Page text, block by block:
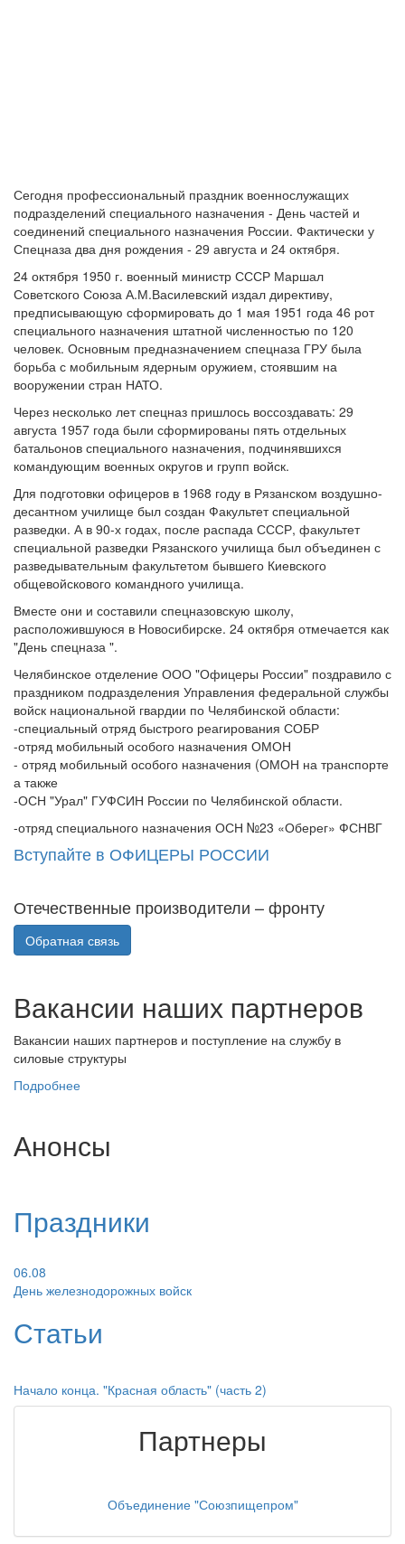
Сегодня профессиональный праздник военнослужащих
подразделений специального назначения - День частей и
соединений специального назначения России. Фактически у
Спецназа два дня рождения - 29 августа и 24 октября.
24 октября 1950 г. военный министр СССР Маршал
Советского Союза А.М.Василевский издал директиву,
предписывающую сформировать до 1 мая 1951 года 46 рот
специального назначения штатной численностью по 120
человек. Основным предназначением спецназа ГРУ была
борьба с мобильным ядерным оружием, стоявшим на
вооружении стран НАТО.
Через несколько лет спецназ пришлось воссоздавать: 29
августа 1957 года были сформированы пять отдельных
батальонов специального назначения, подчинявшихся
командующим военных округов и групп войск.
Для подготовки офицеров в 1968 году в Рязанском воздушно-
десантном училище был создан Факультет специальной
разведки. А в 90-х годах, после распада СССР, факультет
специальной разведки Рязанского училища был объединен с
разведывательным факультетом бывшего Киевского
общевойскового командного училища.
Вместе они и составили спецназовскую школу,
расположившуюся в Новосибирске. 24 октября отмечается как
"День спецназа ".
Челябинское отделение ООО "Офицеры России" поздравило с
праздником подразделения Управления федеральной службы
войск национальной гвардии по Челябинской области:
-специальный отряд быстрого реагирования СОБР
-отряд мобильный особого назначения ОМОН
- отряд мобильный особого назначения (ОМОН на транспорте
а также
-ОСН "Урал" ГУФСИН России по Челябинской области.
-отряд специального назначения ОСН №23 «Оберег» ФСНВГ
Вступайте в ОФИЦЕРЫ РОССИИ
Отечественные производители – фронту
Обратная связь
Вакансии наших партнеров
Вакансии наших партнеров и поступление на службу в
силовые структуры
Подробнее
Анонсы
Праздники
06.08
День железнодорожных войск
Статьи
Начало конца. "Красная область" (часть 2)
Партнеры
Объединение "Союзпищепром"